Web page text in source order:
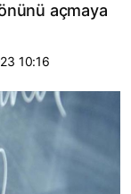
açmaya
10:16